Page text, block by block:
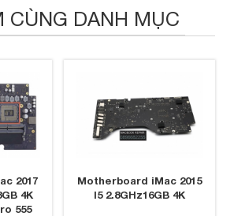
CÙNG DANH MỤC
2017
4K
555
Motherboard iMac 2015
I5 2.8GHz16GB 4K